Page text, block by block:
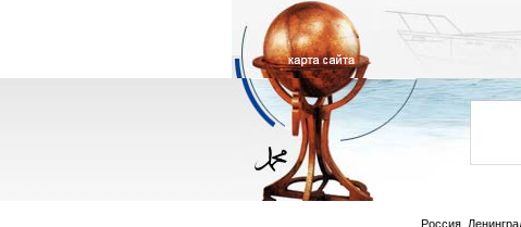
Россия,